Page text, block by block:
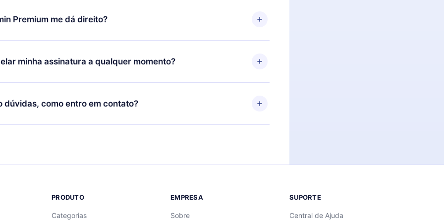
decidiu mudar sua assinatura mensal para anual, após confirmar a
o plano anual, o novo plano só será aplicado e cobrado após o aniversário
Premium me dá direito?
é um plano que te garante acesso a toda nossa biblioteca de 2500+
em 3 línguas (Inglês, espanhol e português) que você pode ler ou
momento através do nosso aplicativo disponível para iOS, Android e
minha assinatura a qualquer momento?
por não renovar sua assinatura do 12min, você pode cancelar a
e o próximo ciclo de cobrança não ocorrerá.
dúvidas, como entro em contato?
para entrar em contato porsupport@12min.com.
PRODUTO
Categorias
EMPRESA
Sobre
SUPORTE
Central de Ajuda